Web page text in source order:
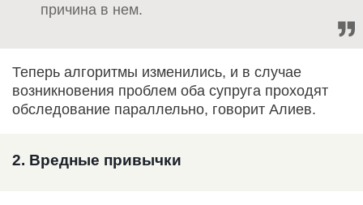
причина в нем.
Теперь алгоритмы изменились, и в случае
возникновения проблем оба супруга проходят
обследование параллельно, говорит Алиев.
2. Вредные привычки